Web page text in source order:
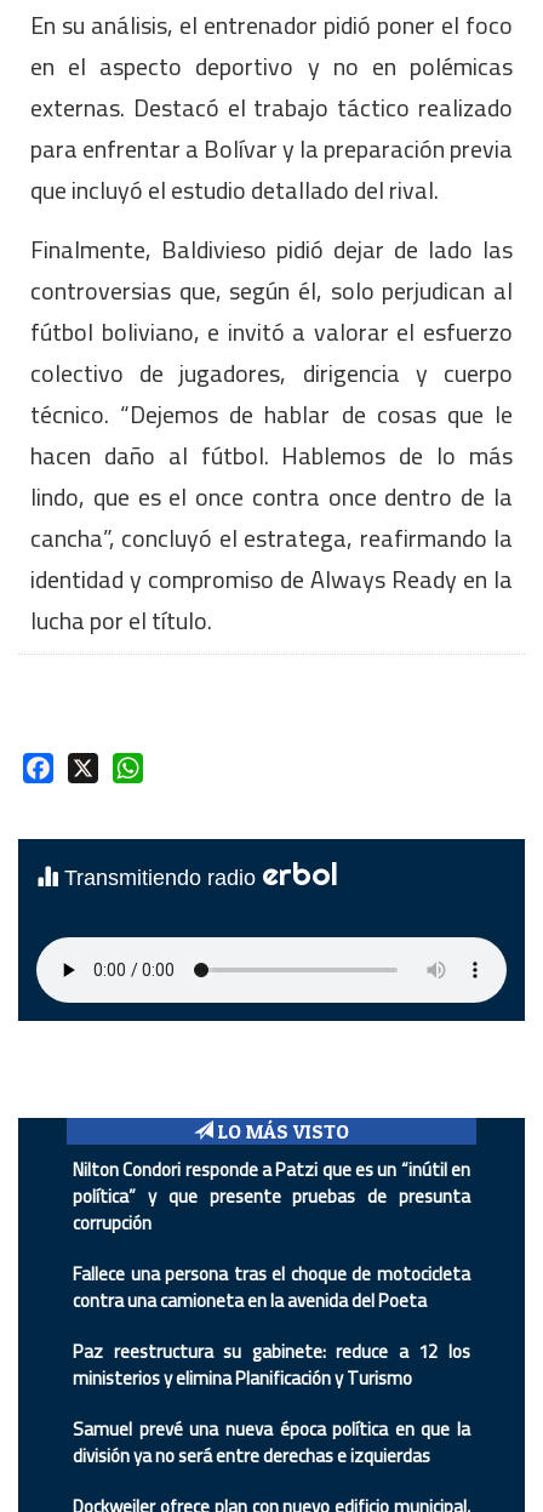
En su análisis, el entrenador pidió poner el foco
en el aspecto deportivo y no en polémicas
externas. Destacó el trabajo táctico realizado
para enfrentar a Bolívar y la preparación previa
que incluyó el estudio detallado del rival.
Finalmente, Baldivieso pidió dejar de lado las
controversias que, según él, solo perjudican al
fútbol boliviano, e invitó a valorar el esfuerzo
colectivo de jugadores, dirigencia y cuerpo
técnico. “Dejemos de hablar de cosas que le
hacen daño al fútbol. Hablemos de lo más
lindo, que es el once contra once dentro de la
cancha”, concluyó el estratega, reafirmando la
identidad y compromiso de Always Ready en la
lucha por el título.
Facebook
Transmitiendo radio erbol
LO MÁS VISTO
Nilton Condori responde a Patzi que es un “inútil en
política” y que presente pruebas de presunta
corrupción
Fallece una persona tras el choque de motocicleta
contra una camioneta en la avenida del Poeta
Paz reestructura su gabinete: reduce a 12 los
ministerios y elimina Planificación y Turismo
Samuel prevé una nueva época política en que la
división ya no será entre derechas e izquierdas